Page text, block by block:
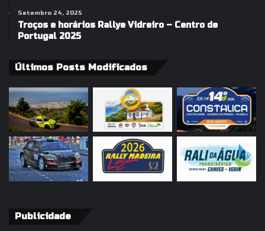
Setembro 24, 2025
Troços e horários Rallye Vidreiro – Centro de
Portugal 2025
Últimos Posts Modificados
Publicidade